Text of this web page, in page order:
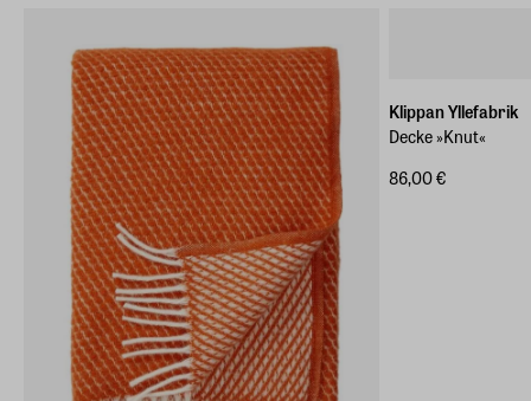
Klippan Yllefabrik
Decke »Knut«
86,00 €